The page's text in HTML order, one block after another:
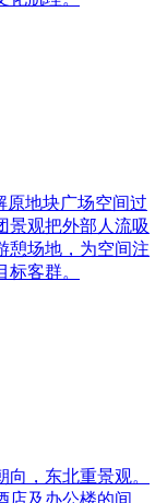
原地块广场空间过
景观把外部人流吸
憩场地，为空间注
客群。
，东北重景观。